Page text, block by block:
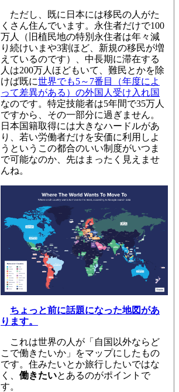
ただし、既に日本には移民の人がた
くさん住んでいます。永住者だけで100
万人（旧植民地の特別永住者は年々減
り続けいまや3割ほど、新規の移民が増
えているのです）、中長期に滞在する
人は200万人ほどもいて、難民とかを除
けば既に世界でも5～7番目（年度によ
って差異がある）の外国人受け入れ国
なのです。特定技能者は5年間で35万人
ですから、その一部分に過ぎません。
日本国籍取得には大きなハードルがあ
り、若い労働者だけを安価に利用しよ
うというこの都合のいい制度がいつま
で可能なのか、先はまったく見えませ
んね。
ちょっと前に話題になった地図があ
ります。
これは世界の人が「自国以外ならど
こで働きたいか」をマップにしたもの
です。住みたいとか旅行したいではな
く、 働きたいとあるのがポイントで
す。